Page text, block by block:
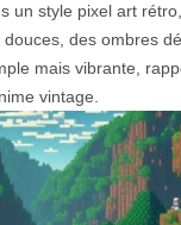
un style pixel art
des ombres
mais vibrante,
vintage.